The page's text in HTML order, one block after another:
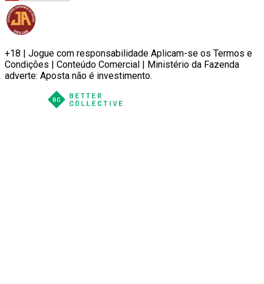
+18 | Jogue com responsabilidade Aplicam-se os Termos e
Condições | Conteúdo Comercial | Ministério da Fazenda
adverte: Aposta não é investimento.